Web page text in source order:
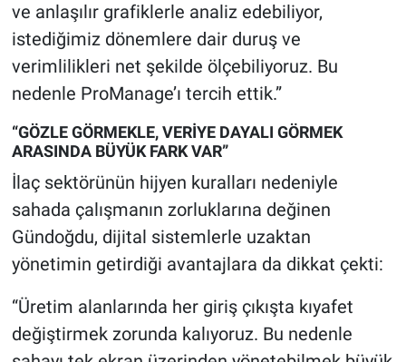
ve anlaşılır grafiklerle analiz edebiliyor,
istediğimiz dönemlere dair duruş ve
verimlilikleri net şekilde ölçebiliyoruz. Bu
nedenle ProManage’ı tercih ettik.”
“GÖZLE GÖRMEKLE, VERİYE DAYALI GÖRMEK
ARASINDA BÜYÜK FARK VAR”
İlaç sektörünün hijyen kuralları nedeniyle
sahada çalışmanın zorluklarına değinen
Gündoğdu, dijital sistemlerle uzaktan
yönetimin getirdiği avantajlara da dikkat çekti:
“Üretim alanlarında her giriş çıkışta kıyafet
değiştirmek zorunda kalıyoruz. Bu nedenle